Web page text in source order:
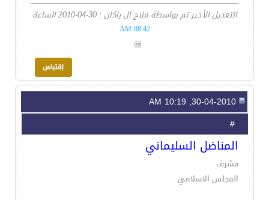
التعديل الأخير تم بواسطة فلاح آل راكان ; 30-04-2010 الساعة
08:42 AM
7
المناضل السليماني
مشرف
المجلس الاسلامي